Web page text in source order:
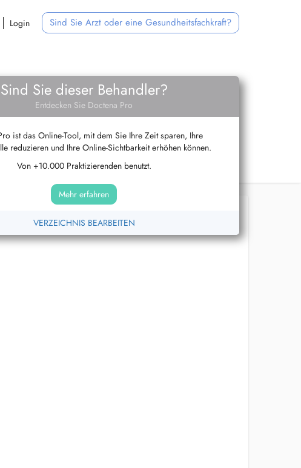
Login Sind Sie Arzt oder eine Gesundheitsfachkraft?
Sind Sie dieser Behandler?
Entdecken Sie Doctena Pro
ist das Online-Tool, mit dem Sie Ihre Zeit sparen, Ihre
reduzieren und Ihre Online-Sichtbarkeit erhöhen können.
Von +10.000 Praktizierenden benutzt.
Mehr erfahren
VERZEICHNIS BEARBEITEN